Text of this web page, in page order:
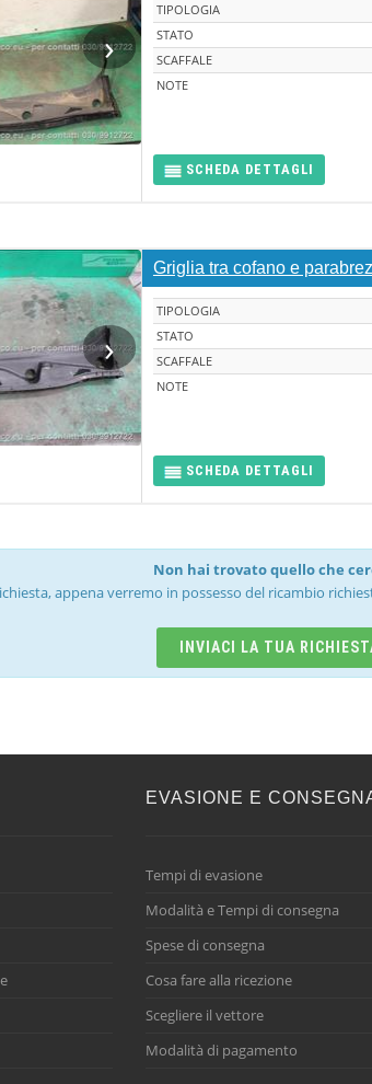
›
TIPOLOGIA
STATO
SCAFFALE
NOTE
SCHEDA DETTAGLI
›
Griglia tra cofano e
TIPOLOGIA
STATO
SCAFFALE
NOTE
SCHEDA DETTAGLI
Non hai trovato quello che
appena verremo in possesso del ricambio
INVIACI LA TUA
EVASIONE E
Tempi di evasione
Modalità e Tempi di consegna
Spese di consegna
Cosa fare alla ricezione
Scegliere il vettore
Modalità di pagamento